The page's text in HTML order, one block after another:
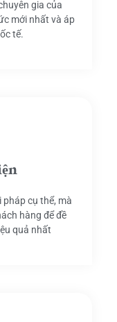
gia của
mới nhất và áp
tế.
cụ thể, mà
hàng để đề
quả nhất